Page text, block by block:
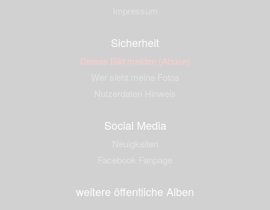
Sicherheit
Dieses Bild melden (Abuse)
Social Media
weitere öffentliche Alben